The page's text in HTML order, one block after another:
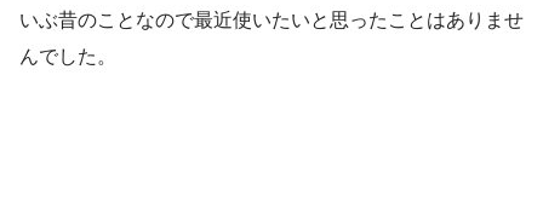
いぶ昔のことなので最近使いたいと思ったことはありませ
んでした。